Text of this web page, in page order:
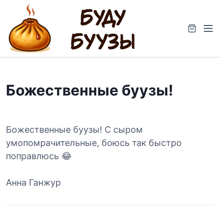
M
Божественные буузы!
Божественные буузы! С сыром
умопомрачительные, боюсь так быстро
поправлюсь 😂
Анна Ганжур